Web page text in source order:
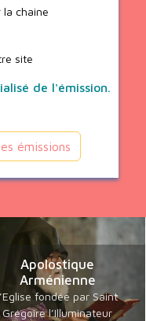
la chaine
site
de l'émission.
émissions
Apolostique
Arménienne
fondée par Saint
Grégoire l’Illuminateur